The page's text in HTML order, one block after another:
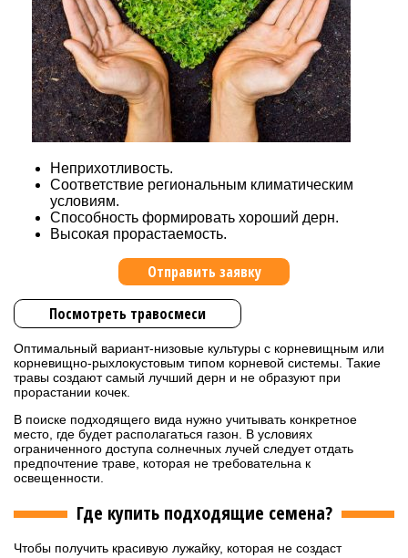
Неприхотливость.
Соответствие региональным климатическим
условиям.
Способность формировать хороший дерн.
Высокая прорастаемость.
Отправить заявку
Посмотреть травосмеси
Оптимальный вариант-низовые культуры с корневищным или
корневищно-рыхлокустовым типом корневой системы. Такие
травы создают самый лучший дерн и не образуют при
прорастании кочек.
В поиске подходящего вида нужно учитывать конкретное
место, где будет располагаться газон. В условиях
ограниченного доступа солнечных лучей следует отдать
предпочтение траве, которая не требовательна к
освещенности.
Где купить подходящие семена?
Чтобы получить красивую лужайку, которая не создаст